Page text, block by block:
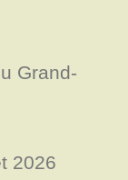
Grand-
2026